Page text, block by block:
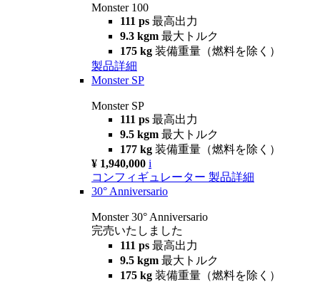
Monster 100
111 ps 最高出力
9.3 kgm 最大トルク
175 kg 装備重量（燃料を除く）
製品詳細
Monster SP
Monster SP
111 ps 最高出力
9.5 kgm 最大トルク
177 kg 装備重量（燃料を除く）
¥ 1,940,000 i
コンフィギュレーター 製品詳細
30° Anniversario
Monster 30° Anniversario
完売いたしました
111 ps 最高出力
9.5 kgm 最大トルク
175 kg 装備重量（燃料を除く）